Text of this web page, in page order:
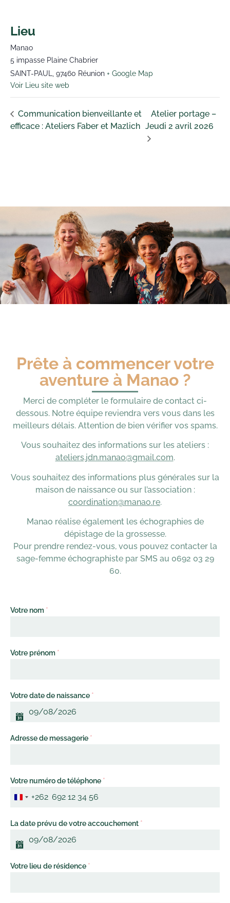
Lieu
Manao
5 impasse Plaine Chabrier
SAINT-PAUL
97460 Réunion + Google Map
Voir Lieu site web
Communication bienveillante et
efficace : Ateliers Faber et Mazlich
Atelier portage –
Jeudi 2 avril 2026
Prête à commencer votre
aventure à Manao ?
Merci de compléter le formulaire de contact ci-
dessous. Notre équipe reviendra vers vous dans les
meilleurs délais. Attention de bien vérifier vos spams.
Vous souhaitez des informations sur les ateliers :
ateliers.jdn.manao@gmail.com.
Vous souhaitez des informations plus générales sur la
maison de naissance ou sur l’association :
coordination@manao.re.
Manao réalise également les échographies de
dépistage de la grossesse.
Pour prendre rendez-vous, vous pouvez contacter la
sage-femme échographiste par SMS au 0692 03 29
60.
Votre nom *
Votre prénom *
Votre date de naissance *
Adresse de messagerie *
Votre numéro de téléphone *
Réunion +262
+262
La date prévu de votre accouchement *
Votre lieu de résidence *